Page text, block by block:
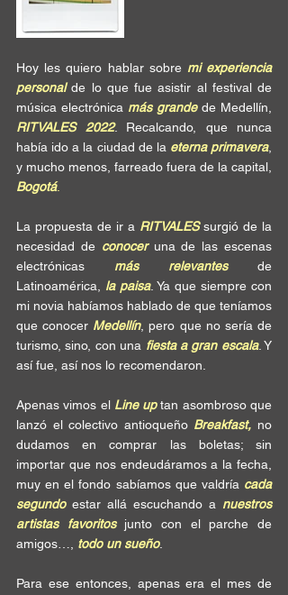
Hoy les quiero hablar sobre mi experiencia
personal de lo que fue asistir al festival de
música electrónica más grande
RITVALES 2022. Recalcando, que nunca
había ido a la ciudad de la eterna primavera,
Bogotá.
La propuesta de ir a RITVALES surgió de la
necesidad de conocer una de las escenas
electrónicas más relevantes de
Latinoamérica, la paisa. Ya que siempre con
mi novia habíamos hablado de que teníamos
que conocer Medellín, pero que no sería de
turismo, sino, con una fiesta a gran escala. Y
así fue, así nos lo recomendaron.
Apenas vimos el Line up tan asombroso que
lanzó el colectivo antioqueño Breakfast, no
dudamos en comprar las boletas; sin
importar que nos endeudáramos a la fecha,
muy en el fondo sabíamos que valdría cada
segundo estar allá escuchando a nuestros
artistas favoritos junto con el parche de
amigos…,
todo un sueño.
Para ese entonces, apenas era el mes de